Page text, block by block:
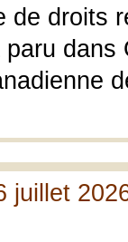
de droits
dans
juillet